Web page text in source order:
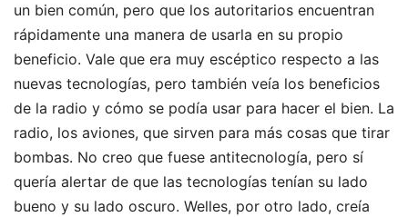
un bien común, pero que los autoritarios encuentran
rápidamente una manera de usarla en su propio
beneficio. Vale que era muy escéptico respecto a las
nuevas tecnologías, pero también veía los beneficios
de la radio y cómo se podía usar para hacer el bien. La
radio, los aviones, que sirven para más cosas que tirar
bombas. No creo que fuese antitecnología, pero sí
quería alertar de que las tecnologías tenían su lado
bueno y su lado oscuro. Welles, por otro lado, creía